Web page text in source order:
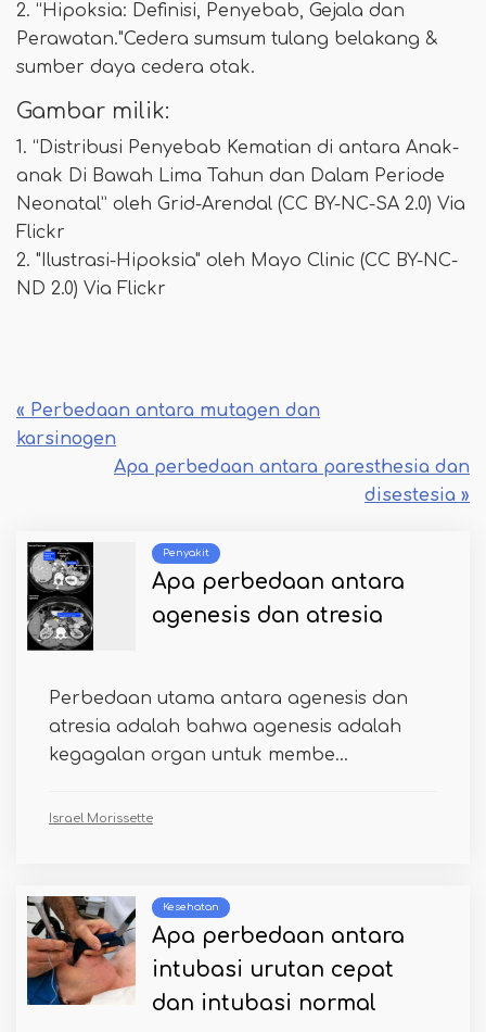
2. “Hipoksia: Definisi, Penyebab, Gejala dan
Perawatan."Cedera sumsum tulang belakang &
sumber daya cedera otak.
Gambar milik:
1. “Distribusi Penyebab Kematian di antara Anak-
anak Di Bawah Lima Tahun dan Dalam Periode
Neonatal” oleh Grid-Arendal (CC BY-NC-SA 2.0) Via
Flickr
2. "Ilustrasi-Hipoksia" oleh Mayo Clinic (CC BY-NC-
ND 2.0) Via Flickr
« Perbedaan antara mutagen dan
karsinogen
Apa perbedaan antara paresthesia dan
disestesia »
Penyakit
Apa perbedaan antara
agenesis dan atresia
Perbedaan utama antara agenesis dan
atresia adalah bahwa agenesis adalah
kegagalan organ untuk membe...
Israel Morissette
Kesehatan
Apa perbedaan antara
intubasi urutan cepat
dan intubasi normal